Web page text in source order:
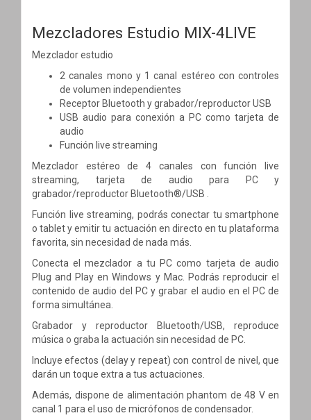
Mezcladores Estudio MIX-4LIVE
Mezclador estudio
2 canales mono y 1 canal estéreo con controles
de volumen independientes
Receptor Bluetooth y grabador/reproductor USB
USB audio para conexión a PC como tarjeta de
audio
Función live streaming
Mezclador estéreo de 4 canales con función live
streaming, tarjeta de audio para PC y
grabador/reproductor Bluetooth®/USB .
Función live streaming, podrás conectar tu smartphone
o tablet y emitir tu actuación en directo en tu plataforma
favorita, sin necesidad de nada más.
Conecta el mezclador a tu PC como tarjeta de audio
Plug and Play en Windows y Mac. Podrás reproducir el
contenido de audio del PC y grabar el audio en el PC de
forma simultánea.
Grabador y reproductor Bluetooth/USB, reproduce
música o graba la actuación sin necesidad de PC.
Incluye efectos (delay y repeat) con control de nivel, que
darán un toque extra a tus actuaciones.
Además, dispone de alimentación phantom de 48 V en
canal 1 para el uso de micrófonos de condensador.